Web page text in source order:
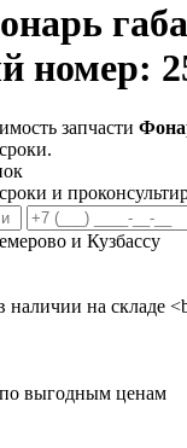
номер:
запчасти
и